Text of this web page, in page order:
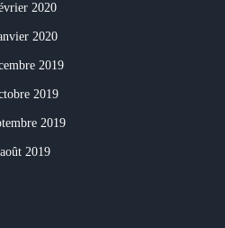
2020
2020
2019
2019
2019
août 2019